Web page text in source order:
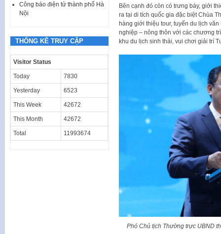
Bên cạnh đó còn có trưng bày, giới
ra tại di tích quốc gia đặc biệt Chùa
hàng giới thiệu tour, tuyến du lịch
nghiệp – nông thôn với các chương
khu du lịch sinh thái, vui chơi giải trí
Phó Chủ tịch Thường trực UBND
Công báo điện tử thành phố Hà
Nội
THỐNG KÊ TRUY CẬP
Visitor Status
Today 7830
Yesterday 6523
This Week 42672
This Month 42672
Total 11993674